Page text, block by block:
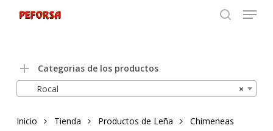
Menu
Categorias de los productos
×
Rocal
Inicio Tienda Productos de Leña
Chimeneas